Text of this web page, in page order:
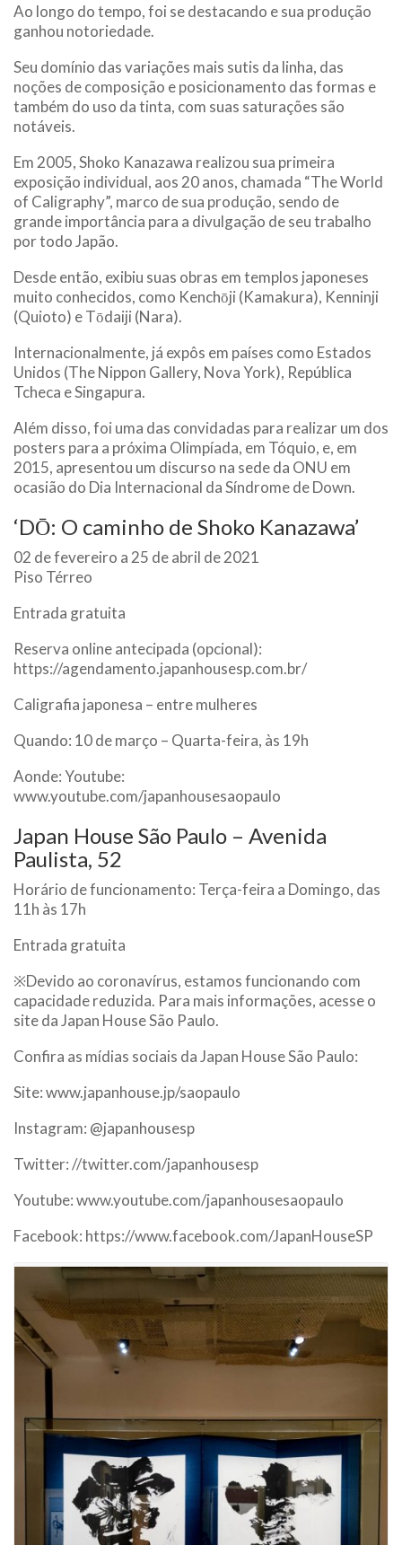
Ao longo do tempo, foi se destacando e sua produção
ganhou notoriedade.
Seu domínio das variações mais sutis da linha, das
noções de composição e posicionamento das formas e
também do uso da tinta, com suas saturações são
notáveis.
Em 2005, Shoko Kanazawa realizou sua primeira
exposição individual, aos 20 anos, chamada “The World
of Caligraphy”, marco de sua produção, sendo de
grande importância para a divulgação de seu trabalho
por todo Japão.
Desde então, exibiu suas obras em templos japoneses
muito conhecidos, como Kenchōji (Kamakura), Kenninji
(Quioto) e Tōdaiji (Nara).
Internacionalmente, já expôs em países como Estados
Unidos (The Nippon Gallery, Nova York), República
Tcheca e Singapura.
Além disso, foi uma das convidadas para realizar um dos
posters para a próxima Olimpíada, em Tóquio, e, em
2015, apresentou um discurso na sede da ONU em
ocasião do Dia Internacional da Síndrome de Down.
‘DŌ: O caminho de Shoko Kanazawa’
02 de fevereiro a 25 de abril de 2021
Piso Térreo
Entrada gratuita
Reserva online antecipada (opcional):
https://agendamento.japanhousesp.com.br/
Caligrafia japonesa – entre mulheres
Quando: 10 de março – Quarta-feira, às 19h
Aonde: Youtube:
www.youtube.com/japanhousesaopaulo
Japan House São Paulo – Avenida
Paulista, 52
Horário de funcionamento: Terça-feira a Domingo, das
11h às 17h
Entrada gratuita
※Devido ao coronavírus, estamos funcionando com
capacidade reduzida. Para mais informações, acesse o
site da Japan House São Paulo.
Confira as mídias sociais da Japan House São Paulo:
Site: www.japanhouse.jp/saopaulo
Instagram: @japanhousesp
Twitter: //twitter.com/japanhousesp
Youtube: www.youtube.com/japanhousesaopaulo
Facebook: https://www.facebook.com/JapanHouseSP